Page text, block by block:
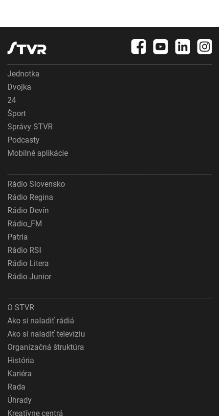
Jednotka
Dvojka
24
Šport
Správy STVR
Podcasty
Mobilné aplikácie
Rádio Slovensko
Rádio Regina
Rádio Devín
Rádio_FM
Patria
Rádio RSI
Rádio Litera
Rádio Junior
O STVR
Ako si naladiť rádiá
Ako si naladiť televíziu
Organizačná štruktúra
História
Kariéra
Rada
Úhrady
Kreatívne centrá